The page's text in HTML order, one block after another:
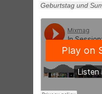
Geburtstag und